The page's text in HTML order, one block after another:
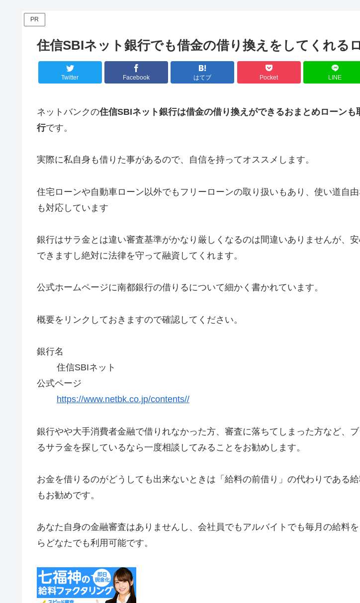
PR
住信SBIネット銀行でも借金の借り換えをしてくれる
Twitter Facebook はてブ Pocket LINE
ネットバンクの住信SBIネット銀行は借金の借り換えができるおまとめローンも
行です。
実際に私自身も借りた事があるので、自信を持ってオススメします。
住宅ローンや自動車ローン以外でもフリーローンの取り扱いもあり、使い道自
も対応しています
銀行はサラ金とは違い審査基準がかなり厳しくなるのは間違いありませんが、
できますし絶対に法律を守って融資してくれます。
公式ホームページに南都銀行の借りるについて細かく書かれています。
概要をリンクしておきますので確認してください。
銀行名
住信SBIネット
公式ページ
https://www.netbk.co.jp/contents//
銀行やや大手消費者金融で借りれなかった方、審査に落ちてしまった方など、
るサラ金を探しているなら一度相談してみることをお勧めします。
お金を借りるのがどうしても出来ないときは「給料の前借り」の代わりである
もお勧めです。
あなた自身の金融審査はありませんし、会社員でもアルバイトでも毎月の給料
らどなたでも利用可能です。